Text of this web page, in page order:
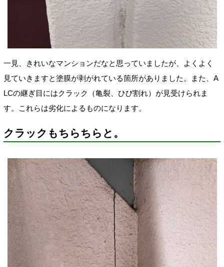
一見、きれいなマンションだなと思っていましたが、よくよく
見ていきますと塗膜が剥がれている箇所がありました。また、A
LCの継ぎ目にはクラック（亀裂、ひび割れ）が見受けられま
す。これらは劣化によるものになります。
クラックもちらちらと。